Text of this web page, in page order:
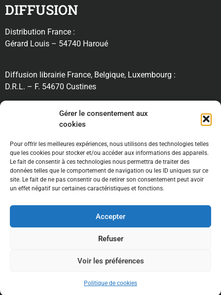
Gérer le consentement aux
cookies
Pour offrir les meilleures expériences, nous utilisons des technologies telles
que les cookies pour stocker et/ou accéder aux informations des appareils.
Le fait de consentir à ces technologies nous permettra de traiter des
données telles que le comportement de navigation ou les ID uniques sur ce
site. Le fait de ne pas consentir ou de retirer son consentement peut avoir
un effet négatif sur certaines caractéristiques et fonctions.
Accepter
Refuser
Voir les préférences
Politique de cookies
DIFFUSION
Distribution France :
Gérard Louis – 54740 Haroué
Diffusion librairie France, Belgique, Luxembourg :
D.R.L. – F. 54670 Custines
RECHERCHE
INFORMATIONS
Conditions générales de ventes